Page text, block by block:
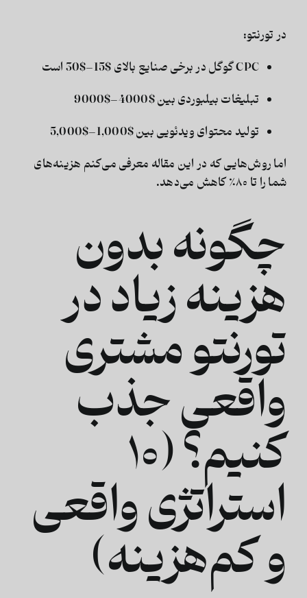
در تورنتو:
CPC گوگل در برخی صنایع بالای
$15–$30
است
تبلیغات بیلبوردی بین$4000–$9000
تولید محتوای ویدئویی بین$1,000–$5,000
اما روش‌هایی که در این مقاله معرفی می‌کنم هزینه‌های
شما راتا ۸۰٪ کاهش می‌دهد .
چگونه بدون
هزینه زیاد در
تورنتو مشتری
واقعی جذب
کنیم؟ (۱۰
استراتژی واقعی
و کم‌هزینه)